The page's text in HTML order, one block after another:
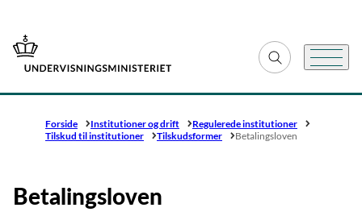
Gå til forsiden Fold søgefelt ud
Menu
Forside Institutioner og drift
Regulerede institutioner
Tilskud til institutioner
Tilskudsformer Betalingsloven
Betalingsloven